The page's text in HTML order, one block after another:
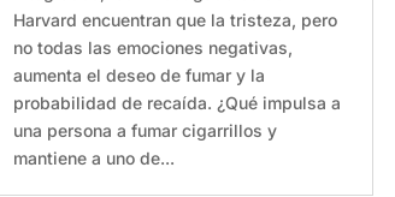
Harvard encuentran que la tristeza, pero
no todas las emociones negativas,
aumenta el deseo de fumar y la
probabilidad de recaída. ¿Qué impulsa a
una persona a fumar cigarrillos y
mantiene a uno de...